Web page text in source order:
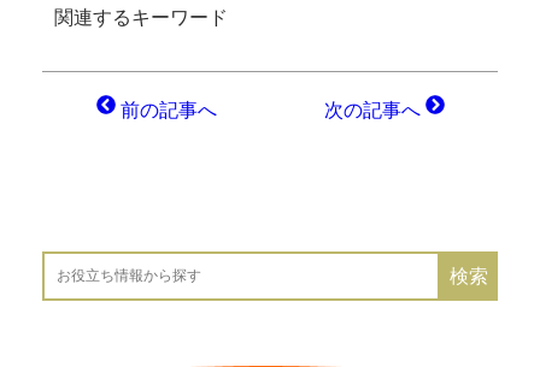
関連するキーワード
前の記事へ 次の記事へ